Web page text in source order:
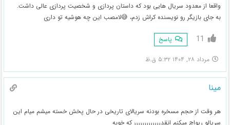
واقعا از معدود سریال هایی بود که داستان پردازی و شخصیت پردازی عالی داشت.
به جای بازیگر رو نویسنده کراش زدم، 😅لامصب این چه هوشیه تو داری
11 پاسخ
مرداد ۲۸, ۱۴۰۴ ۵:۳۲ ق.ظ
مینا
هر وقت از حجم مسخره بودنه سریالای تاریخی در حال پخش خسته میشم میام این
سریالو ریواچ میکنم انقدررررررررررررر که خوبه